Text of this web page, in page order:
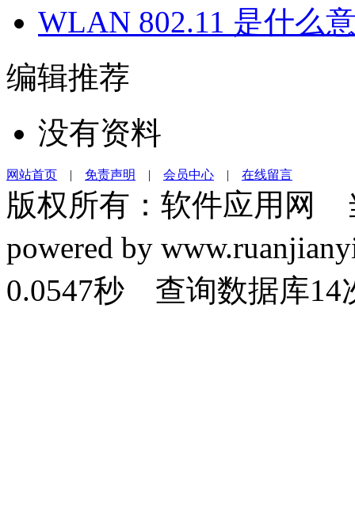
WLAN 802.11 是什么
编辑推荐
没有资料
网站首页 | 免责声明 | 会员中心 | 在线留言
版权所有：软件应用网
powered by
0.0547秒 查询数据库